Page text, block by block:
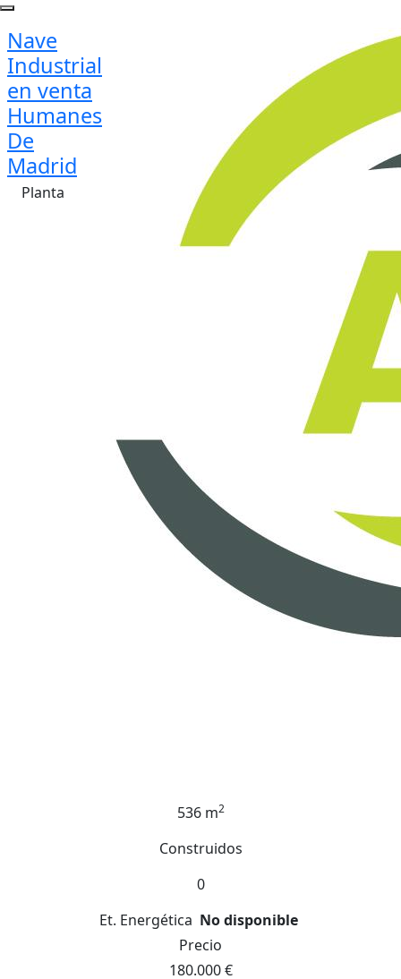
Nave
Industrial
en venta
Humanes
De
Madrid
Planta
536 m2
Construidos
0
Et. Energética No disponible
Precio
180.000 €